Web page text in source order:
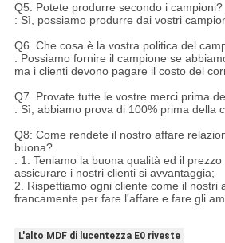
Q5. Potete produrre secondo i campioni?
: Sì, possiamo produrre dai vostri
Q6. Che cosa è la vostra politica del
: Possiamo fornire il campione se
ma i clienti devono pagare il costo del
Q7. Provate tutte le vostre merci prima
: Sì, abbiamo prova di 100% prima della
Q8: Come rendete il nostro affare
buona?
: 1. Teniamo la buona qualità ed il
assicurare i nostri clienti si avvantaggia;
2. Rispettiamo ogni cliente come il nostri
francamente per fare l'affare e fare gli
L'alto MDF di lucentezza E0 riveste